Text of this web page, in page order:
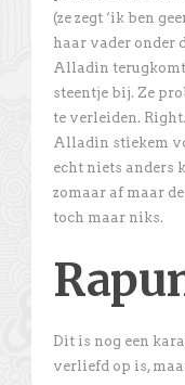
(ze zegt ‘ik ben
haar vader onder
Alladin terugkomt
steentje bij. Ze
te verleiden.
Alladin stiekem
echt niets anders
zomaar af maar
toch maar niks.
Dit is nog een
verliefd op is,